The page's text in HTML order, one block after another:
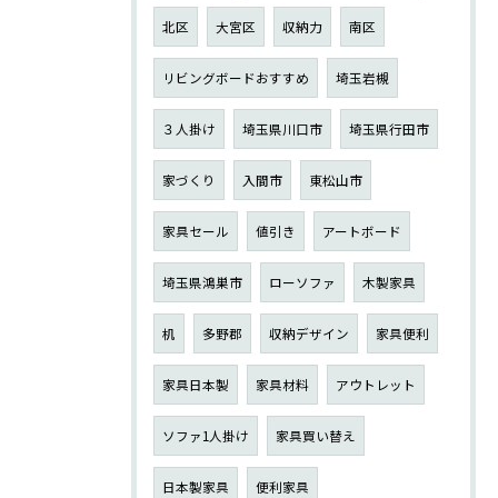
北区 大宮区 収納力 南区
リビングボードおすすめ 埼玉岩槻
３人掛け 埼玉県川口市 埼玉県行田市
家づくり 入間市 東松山市
家具セール 値引き アートボード
埼玉県鴻巣市 ローソファ 木製家具
机 多野郡 収納デザイン 家具便利
家具日本製 家具材料 アウトレット
ソファ1人掛け 家具買い替え
日本製家具 便利家具